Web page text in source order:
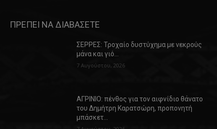
ΠΡΕΠΕΙ ΝΑ ΔΙΑΒΑΣΕΤΕ
ΣΕΡΡΕΣ: Τροχαίο δυστύχημα με νεκρούς
μάνα και γιό…
7 Αυγούστου, 2026
ΑΓΡΙΝΙΟ: πένθος για τον αιφνίδιο θάνατο
του Δημήτρη Καρατσώρη, προπονητή
μπάσκετ…